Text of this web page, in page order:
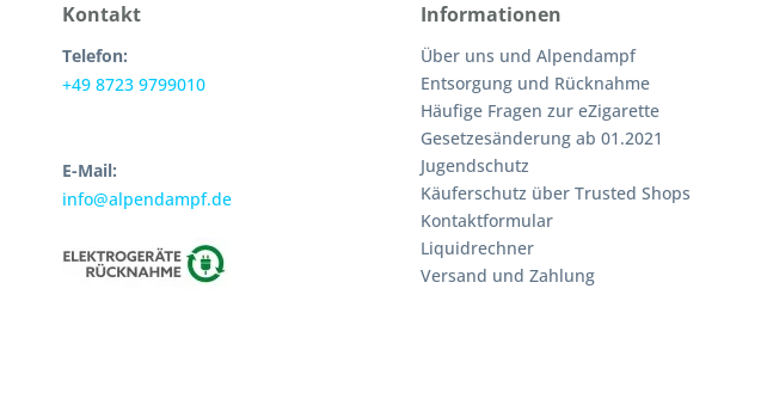
Kontakt
Telefon:
+49 8723 9799010
E-Mail:
info@alpendampf.de
Informationen
Über uns und Alpendampf
Entsorgung und Rücknahme
Häufige Fragen zur eZigarette
Gesetzesänderung ab 01.2021
Jugendschutz
Käuferschutz über Trusted Shops
Kontaktformular
Liquidrechner
Versand und Zahlung